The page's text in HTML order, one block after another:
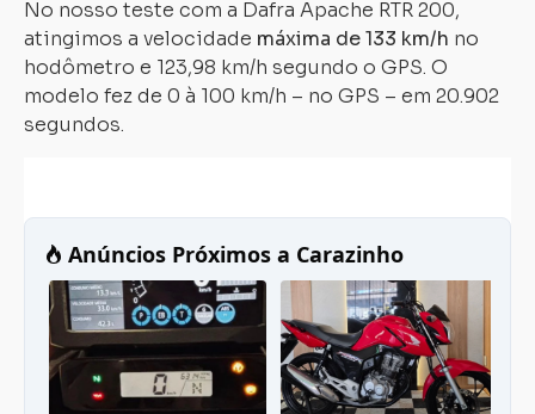
No nosso teste com a Dafra Apache RTR 200,
atingimos a velocidade máxima de 133 km/h no
hodômetro e 123,98 km/h segundo o GPS. O
modelo fez de 0 à 100 km/h – no GPS – em 20.902
segundos.